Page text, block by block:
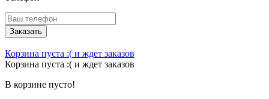
Заказать
Корзина пуста :( и ждет заказов
Корзина пуста :( и ждет заказов
В корзине пусто!